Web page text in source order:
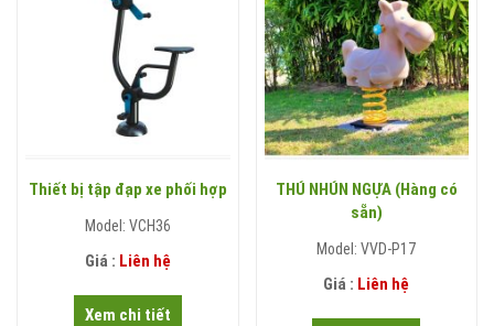
Thiết bị tập đạp xe phối hợp
Model: VCH36
Giá : Liên hệ
Xem chi tiết
THÚ NHÚN NGỰA (Hàng có
sẵn)
Model: VVD-P17
Giá : Liên hệ